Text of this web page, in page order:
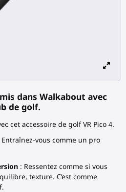
dans Walkabout avec
de golf.
cet accessoire de golf VR Pico 4.
Entraînez-vous comme un pro
: Ressentez comme si vous
texture. C’est comme